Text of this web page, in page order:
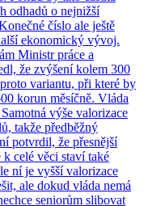
odhadů o nejnižší
číslo ale ještě
ekonomický vývoj.
Ministr práce a
že zvýšení kolem 300
variantu, při které by
korun měsíčně. Vláda
výše valorizace
takže předběžný
potvrdil, že přesnější
k celé věci staví také
ní je vyšší valorizace
ale dokud vláda nemá
seniorům slibovat